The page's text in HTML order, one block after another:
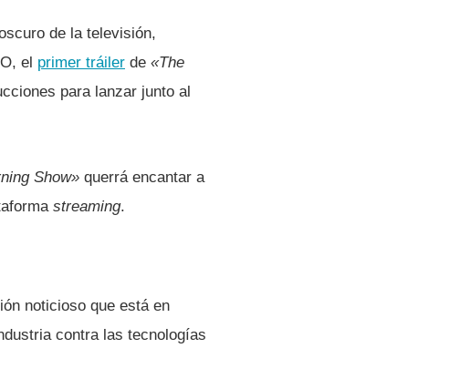
de la televisión,
el primer tráiler de «The
para lanzar junto al
Show» querrá encantar a
streaming.
noticioso que está en
contra las tecnologí­as